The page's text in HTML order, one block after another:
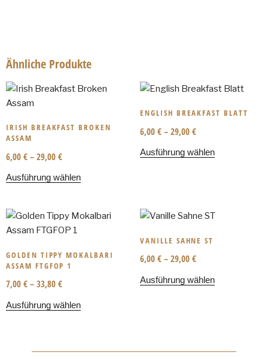
Ähnliche Produkte
IRISH BREAKFAST BROKEN
ASSAM
6,00 € – 29,00 €
Ausführung wählen
ENGLISH BREAKFAST BLATT
6,00 € – 29,00 €
Ausführung wählen
GOLDEN TIPPY MOKALBARI
ASSAM FTGFOP 1
7,00 € – 33,80 €
Ausführung wählen
VANILLE SAHNE ST
6,00 € – 29,00 €
Ausführung wählen